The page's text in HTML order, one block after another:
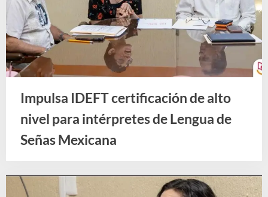
Impulsa IDEFT certificación de alto
nivel para intérpretes de Lengua de
Señas Mexicana